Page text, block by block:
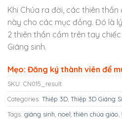
Khi Chúa ra đời, các thiên
này cho các mục đồng. Đó là
2 thiên thần cầm trên tay
Giáng sinh.
Mẹo: Đăng ký thành viên để
SKU: CN015_result
Categories: Thiệp 3D Thiệp 3D Giáng
Tags: giáng sinh noel thiên chúa giáo